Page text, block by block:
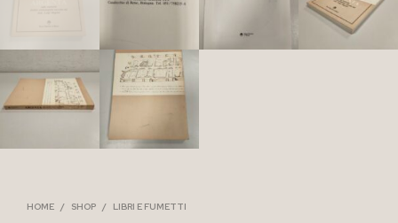
HOME / SHOP / LIBRI E FUMETTI